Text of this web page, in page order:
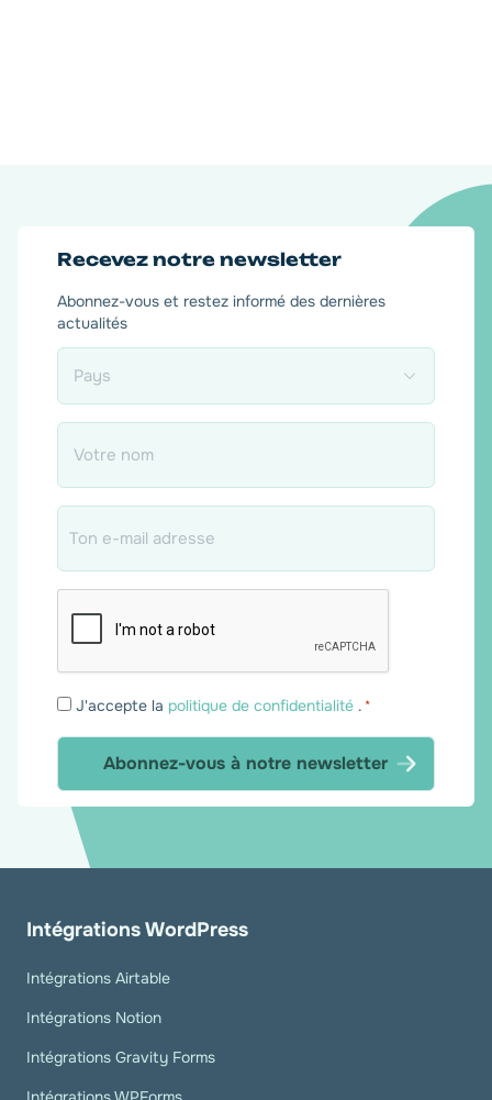
Recevez notre newsletter
Abonnez-vous et restez informé des dernières
actualités
Pays
Nom
Email
Consentement
J'accepte la politique de confidentialité . *
Intégrations WordPress
Intégrations Airtable
Intégrations Notion
Intégrations Gravity Forms